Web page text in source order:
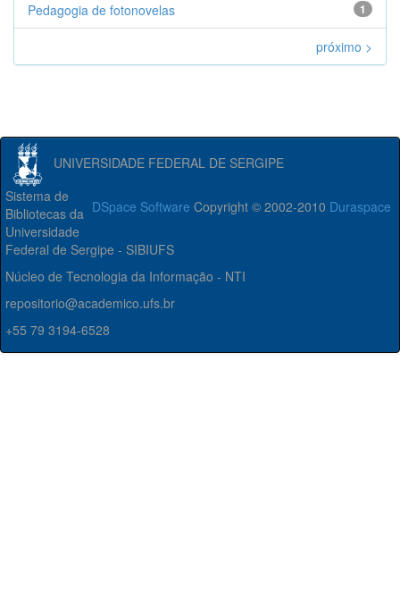
1
Pedagogia de fotonovelas
próximo >
UNIVERSIDADE FEDERAL DE SERGIPE
DSpace Software Copyright © 2002-2010 Duraspace
Sistema de
Bibliotecas da
Universidade
Federal de Sergipe - SIBIUFS
Núcleo de Tecnologia da Informação - NTI
repositorio@academico.ufs.br
+55 79 3194-6528